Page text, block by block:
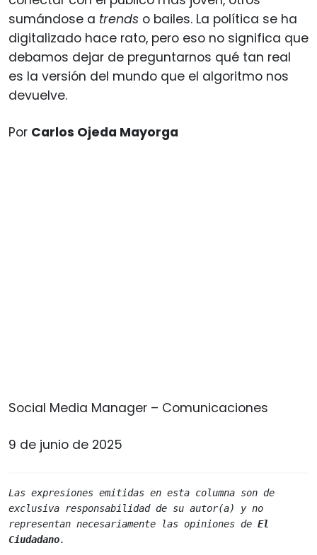
sumándose a trends o bailes. La política se ha
digitalizado hace rato, pero eso no significa que
debamos dejar de preguntarnos qué tan real
es la versión del mundo que el algoritmo nos
devuelve.
Por Carlos Ojeda Mayorga
Social Media Manager – Comunicaciones
9 de junio de 2025
Las expresiones emitidas en esta columna son de
exclusiva responsabilidad de su autor(a) y no
representan necesariamente las opiniones de El
Ciudadano.